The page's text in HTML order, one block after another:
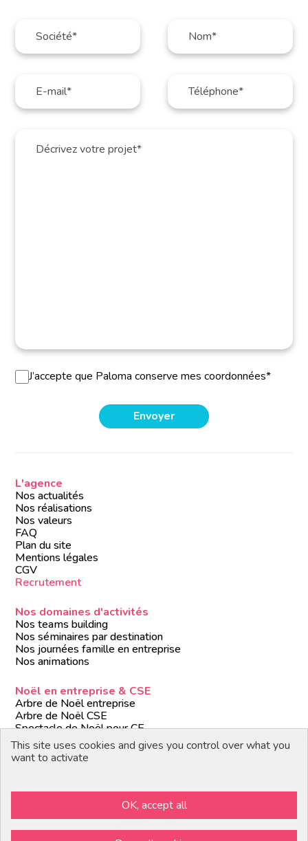
J’accepte que Paloma conserve mes coordonnées*
L'agence
Nos actualités
Nos réalisations
Nos valeurs
FAQ
Plan du site
Mentions légales
CGV
Recrutement
Nos domaines d'activités
Nos teams building
Nos séminaires par destination
Nos journées famille en entreprise
Nos animations
Noël en entreprise & CSE
Arbre de Noël entreprise
Arbre de Noël CSE
Spectacle de Noël pour CE
Animations de Noël entreprise
Formules de Noël clé en main
This site uses cookies and gives you control over what you
want to activate
OK, accept all